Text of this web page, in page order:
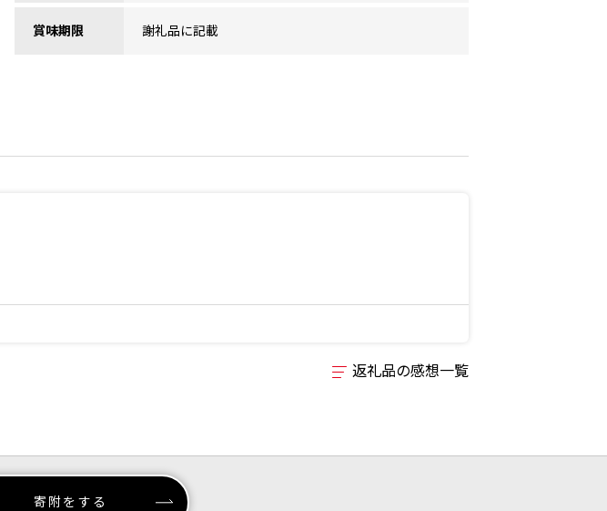
賞味期限 謝礼品に記載
返礼品の感想一覧
寄附をする